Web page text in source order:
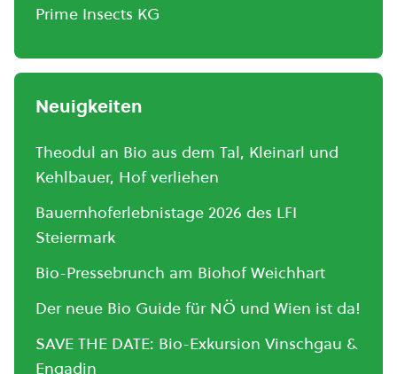
Prime Insects KG
Neuigkeiten
Theodul an Bio aus dem Tal, Kleinarl und
Kehlbauer, Hof verliehen
Bauernhoferlebnistage 2026 des LFI
Steiermark
Bio-Pressebrunch am Biohof Weichhart
Der neue Bio Guide für NÖ und Wien ist da!
SAVE THE DATE: Bio-Exkursion Vinschgau &
Engadin